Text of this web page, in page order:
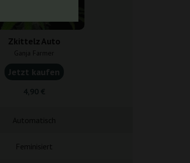
Zkittelz Auto
Ganja Farmer
Jetzt kaufen
Feminisiert